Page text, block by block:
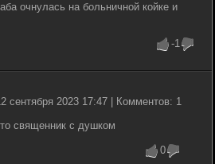
очнулась на больничной койке и
-1
сентября 2023 17:47 | Комментов: 1
священник с душком
0